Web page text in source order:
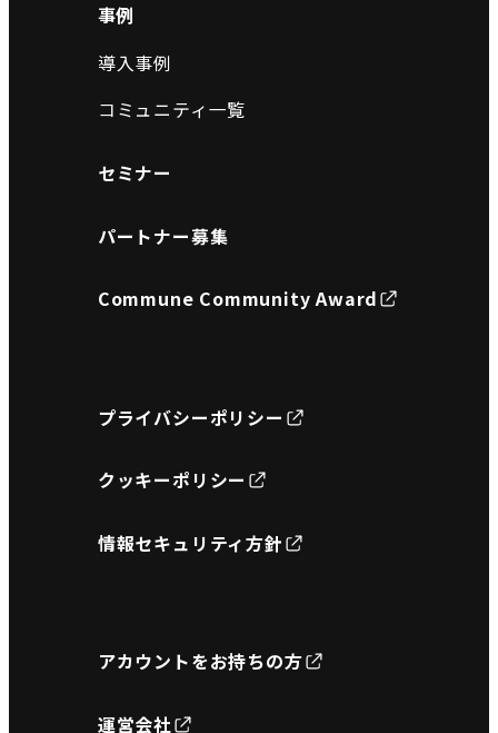
事例
導入事例
コミュニティ一覧
セミナー
パートナー募集
Commune Community Award
プライバシーポリシー
クッキーポリシー
情報セキュリティ方針
アカウントをお持ちの方
運営会社